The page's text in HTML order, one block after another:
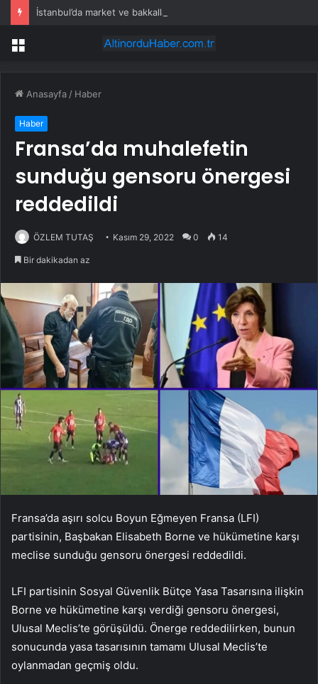
Menü
Anasayfa / Haber
Haber
Fransa’da muhalefetin
sunduğu gensoru önergesi
reddedildi
ÖZLEM TUTAŞ Kasım 29, 2022 0 14
Bir dakikadan az
Fransa’da aşırı solcu Boyun Eğmeyen Fransa (LFI)
partisinin, Başbakan Elisabeth Borne ve hükümetine karşı
meclise sunduğu gensoru önergesi reddedildi.
LFI partisinin Sosyal Güvenlik Bütçe Yasa Tasarısına ilişkin
Borne ve hükümetine karşı verdiği gensoru önergesi,
Ulusal Meclis’te görüşüldü. Önerge reddedilirken, bunun
sonucunda yasa tasarısının tamamı Ulusal Meclis’te
oylanmadan geçmiş oldu.